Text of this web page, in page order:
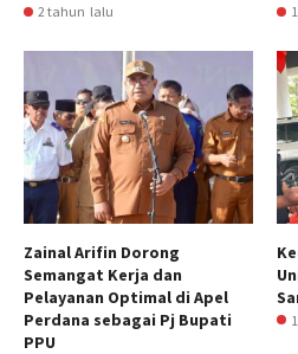
2 tahun lalu
Zainal Arifin Dorong
Semangat Kerja dan
Pelayanan Optimal di Apel
Perdana sebagai Pj Bupati
PPU